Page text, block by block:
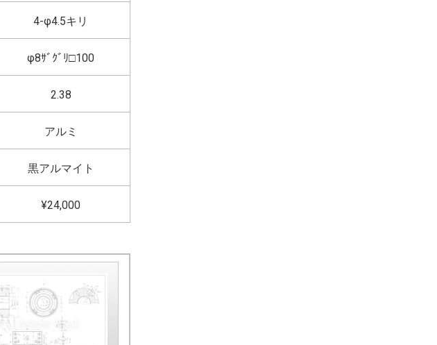
4-φ4.5キリ
φ8ｻﾞｸﾞﾘ□100
2.38
アルミ
黒アルマイト
¥24,000